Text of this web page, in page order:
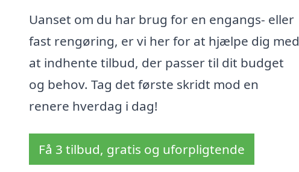
Uanset om du har brug for en engangs- eller
fast rengøring, er vi her for at hjælpe dig med
at indhente tilbud, der passer til dit budget
og behov. Tag det første skridt mod en
renere hverdag i dag!
Få 3 tilbud, gratis og uforpligtende